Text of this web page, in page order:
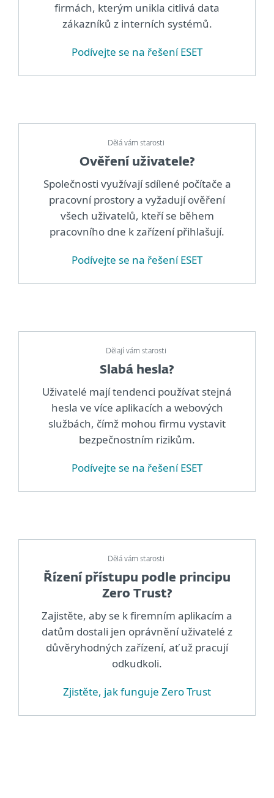
firmách, kterým unikla citlivá data
zákazníků z interních systémů.
Podívejte se na řešení ESET
Dělá vám starosti
Ověření uživatele?
Společnosti využívají sdílené počítače a
pracovní prostory a vyžadují ověření
všech uživatelů, kteří se během
pracovního dne k zařízení přihlašují.
Podívejte se na řešení ESET
Dělají vám starosti
Slabá hesla?
Uživatelé mají tendenci používat stejná
hesla ve více aplikacích a webových
službách, čímž mohou firmu vystavit
bezpečnostním rizikům.
Podívejte se na řešení ESET
Dělá vám starosti
Řízení přístupu podle principu
Zero Trust?
Zajistěte, aby se k firemním aplikacím a
datům dostali jen oprávnění uživatelé z
důvěryhodných zařízení, ať už pracují
odkudkoli.
Zjistěte, jak funguje Zero Trust